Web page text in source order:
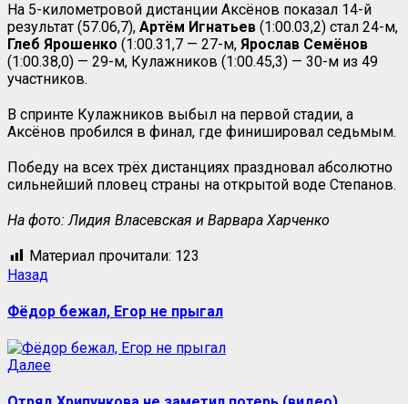
На 5-километровой дистанции Аксёнов показал 14-й
результат (57.06,7), Артём Игнатьев (1:00.03,2) стал 24-м,
Глеб Ярошенко (1:00.31,7 — 27-м, Ярослав Семёнов
(1:00.38,0) — 29-м, Кулажников (1:00.45,3) — 30-м из 49
участников.
В спринте Кулажников выбыл на первой стадии, а
Аксёнов пробился в финал, где финишировал седьмым.
Победу на всех трёх дистанциях праздновал абсолютно
сильнейший пловец страны на открытой воде Степанов.
На фото: Лидия Власевская и Варвара Харченко
Материал прочитали: 123
Навигация
записи
Назад
Фёдор бежал, Егор не прыгал
ДалееСледующая